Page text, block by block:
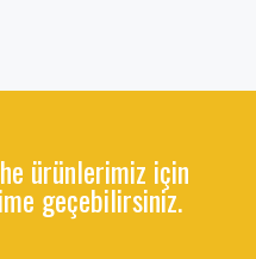
ürünlerimiz için
geçebilirsiniz.